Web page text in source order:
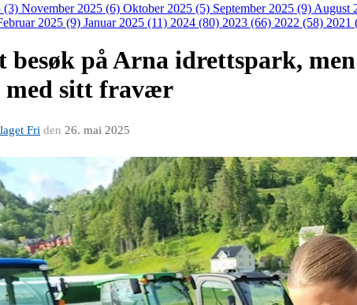
(3) November 2025 (6) Oktober 2025 (5) September 2025 (9) August
2025 (9) Januar 2025 (11) 2024 (80) 2023 (66) 2022 (58) 2021
besøk på Arna idrettspark,
med sitt fravær
Fri den 26. mai 2025